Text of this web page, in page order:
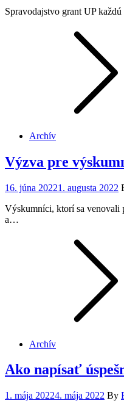
Spravodajstvo grant UP
Archív
Výzva pre
Posted
16. júna 20221. augusta 2022
Výskumníci, ktorí sa venovali
a…
Archív
Ako napísať
Posted
1. mája 20224. mája 2022 By